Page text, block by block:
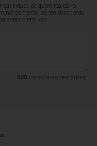
de quem realizá-lo.
comentários em desacordo
ofensivas.
500caracteres restantes.